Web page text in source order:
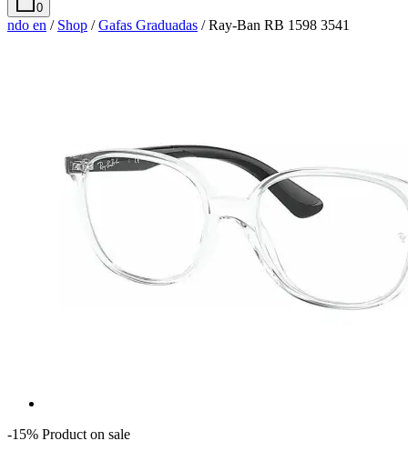
0
ndo en / Shop / Gafas Graduadas / Ray-Ban RB 1598 3541
-15% Product on sale